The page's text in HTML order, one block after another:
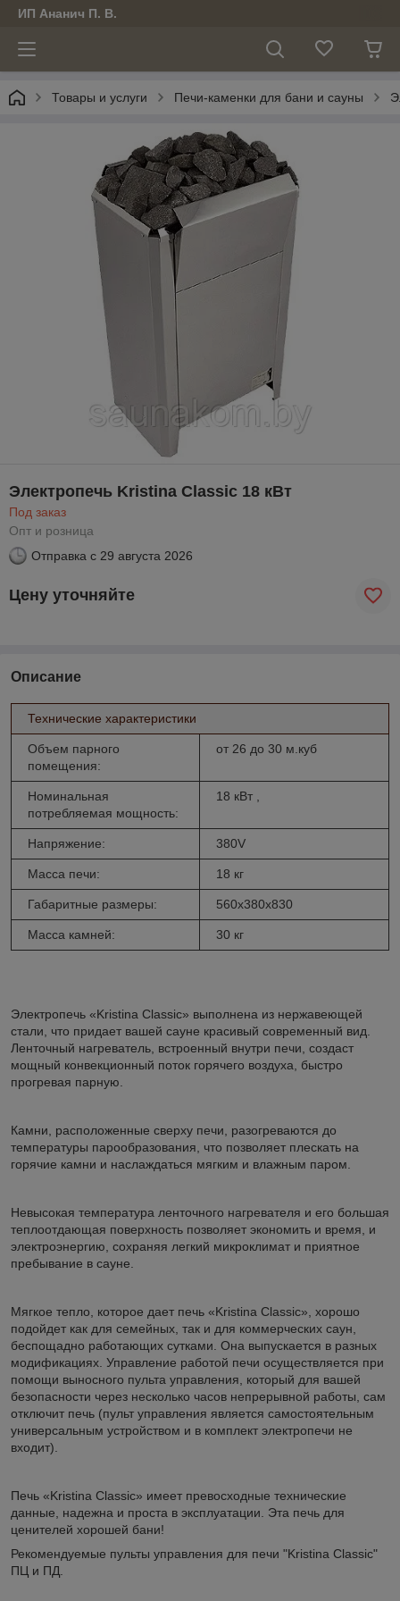
ИП Ананич П. В.
Товары и услуги Печи-каменки для бани и сауны
Электропечь Kristina Classic 18 кВт
Под заказ
Опт и розница
Отправка с 29 августа 2026
Цену уточняйте
Описание
Технические характеристики
Объем парного
помещения:
от 26 до 30 м.куб
Номинальная
потребляемая мощность:
18 кВт ,
Напряжение: 380V
Масса печи: 18 кг
Габаритные размеры: 560х380х830
Масса камней: 30 кг
Электропечь «Kristina Classic» выполнена из нержавеющей
стали, что придает вашей сауне красивый современный вид.
Ленточный нагреватель, встроенный внутри печи, создаст
мощный конвекционный поток горячего воздуха, быстро
прогревая парную.
Камни, расположенные сверху печи, разогреваются до
температуры парообразования, что позволяет плескать на
горячие камни и наслаждаться мягким и влажным паром.
Невысокая температура ленточного нагревателя и его большая
теплоотдающая поверхность позволяет экономить и время, и
электроэнергию, сохраняя легкий микроклимат и приятное
пребывание в сауне.
Мягкое тепло, которое дает печь «Kristina Classic», хорошо
подойдет как для семейных, так и для коммерческих саун,
беспощадно работающих сутками. Она выпускается в разных
модификациях. Управление работой печи осуществляется при
помощи выносного пульта управления, который для вашей
безопасности через несколько часов непрерывной работы, сам
отключит печь (пульт управления является самостоятельным
универсальным устройством и в комплект электропечи не
входит).
Печь «Kristina Classic» имеет превосходные технические
данные, надежна и проста в эксплуатации. Эта печь для
ценителей хорошей бани!
Рекомендуемые пульты управления для печи "Kristina Classic"
ПЦ и ПД.